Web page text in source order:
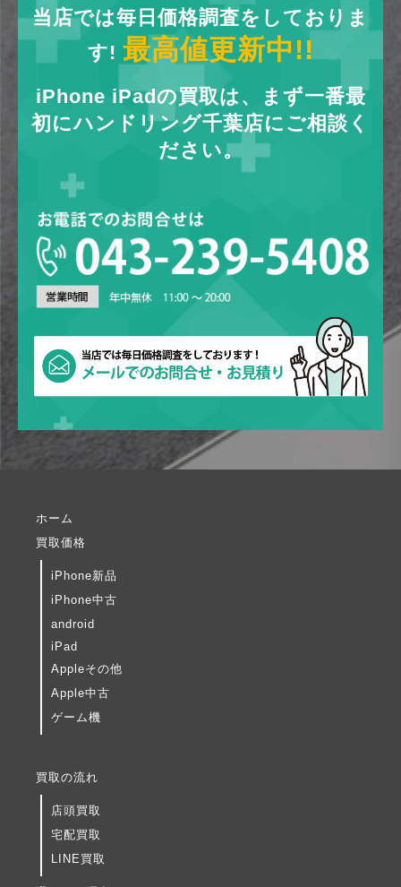
当店では毎日価格調査をしておりま
す! 最高値更新中!!
iPhone iPadの買取は、まず一番最
初にハンドリング千葉店にご相談く
ださい。
ホーム
買取価格
iPhone新品
iPhone中古
android
iPad
Appleその他
Apple中古
ゲーム機
買取の流れ
店頭買取
宅配買取
LINE買取